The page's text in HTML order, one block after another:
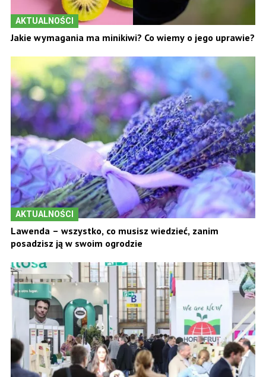
AKTUALNOŚCI
Jakie wymagania ma minikiwi? Co wiemy o jego uprawie?
AKTUALNOŚCI
Lawenda – wszystko, co musisz wiedzieć, zanim
posadzisz ją w swoim ogrodzie